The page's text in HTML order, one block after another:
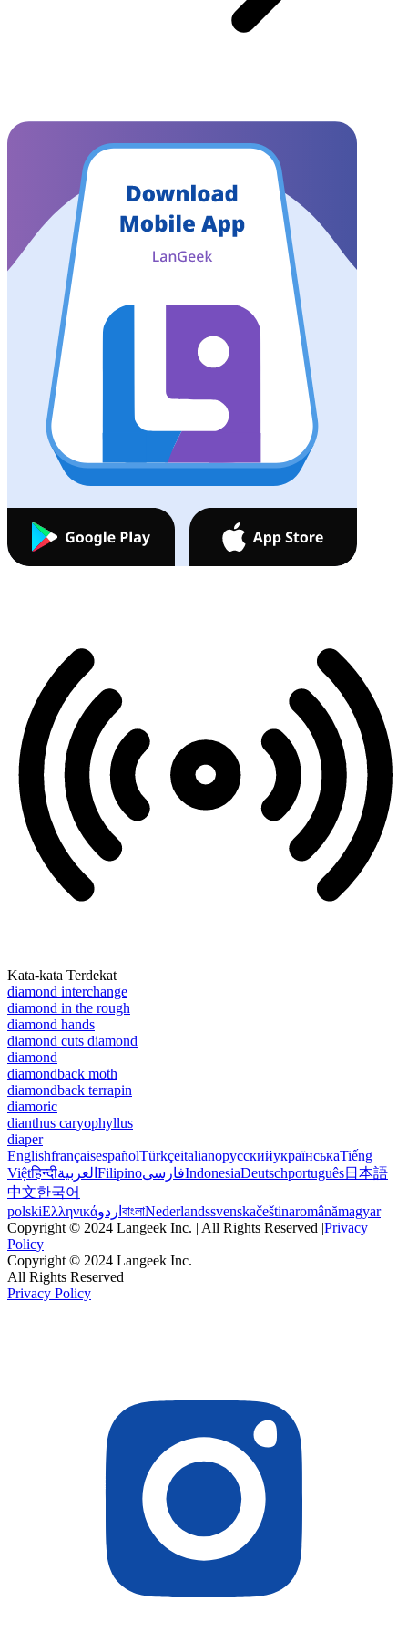
Kata-kata Terdekat
diamond interchange
diamond in the rough
diamond hands
diamond cuts diamond
diamond
diamondback moth
diamondback terrapin
diamoric
dianthus caryophyllus
diaper
EnglishfrançaisespañolTürkçeitalianoрусскийукраїнськаTiếng
Việtहिन्दीالعربية FilipinoفارسیIndonesiaDeutschportuguês日本語
中文한국어
polskiΕλληνικάاردو বাংলাNederlandssvenskačeštinaromânămagyar
Copyright © 2024 Langeek Inc. | All Rights Reserved |Privacy
Policy
Copyright © 2024 Langeek Inc.
All Rights Reserved
Privacy Policy